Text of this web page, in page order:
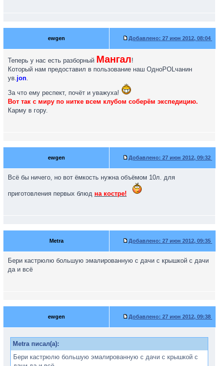
ewgen Добавлено: 27 июн 2012, 08:04
Теперь у нас есть разборный Мангал!
Который нам предоставил в пользование наш ОдноPOLчанин
ув.jon.
За что ему респект, почёт и уважуха!
Вот так с миру по нитке всем клубом соберём экспедицию.
Карму в гору.
ewgen Добавлено: 27 июн 2012, 09:32
Всё бы ничего, но вот ёмкость нужна объёмом 10л. для
приготовления первых блюд на костре!
Metra Добавлено: 27 июн 2012, 09:35
Бери кастрюлю большую эмалированную с дачи с крышкой с дачи
да и всё
ewgen Добавлено: 27 июн 2012, 09:38
Metra писал(а):
Бери кастрюлю большую эмалированную с дачи с крышкой с